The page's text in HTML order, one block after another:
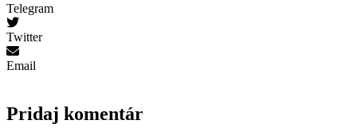
Telegram
Twitter
Email
Pridaj komentár